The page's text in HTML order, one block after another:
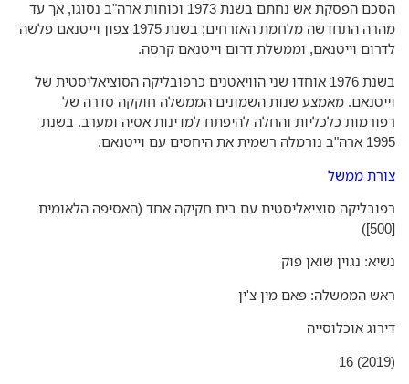
הסכם הפסקת אש נחתם בשנת 1973 וכוחות ארה"ב נסוגו, אך עד
מהרה התחדשה מלחמת האזרחים; בשנת 1975 צפון וייטנאם פלשה
וייטנאם, וממשלת דרום וייטנאם קרסה.
בשנת 1976 אוחדו שני הוויאטנים כרפובליקה הסוציאליסטית של
מאמצע שנות השמונים הממשלה חוקקה סדרה של
כלכליות והחלה להיפתח למדינות אסיה ומערב. בשנת
את היחסים עם וייטנאם.
ממשל
סוציאליסטית עם בית חקיקה אחד (האסיפה הלאומית
נגוין שואן פוק
הממשלה: פאם מין צ'ין
אוכלוסייה